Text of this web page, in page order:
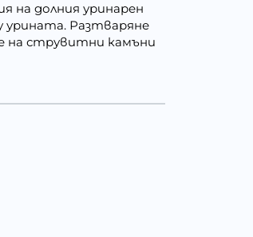
на долния уринарен
урината. Разтваряне
на струвитни камъни